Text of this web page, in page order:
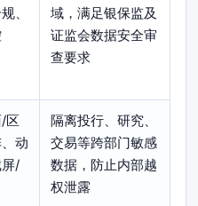
、
域，满足银保监及
证监会数据安全审
查要求
区
动
/
隔离投行、研究、
交易等跨部门敏感
数据，防止内部越
权泄露